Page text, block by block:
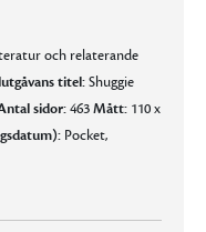
och relaterande
titel:Shuggie
sidor:463Mått: 110 x
Pocket,